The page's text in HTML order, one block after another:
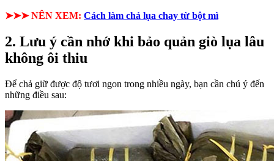
➤➤➤ NÊN XEM: Cách làm chả lụa chay từ bột mì
2. Lưu ý cần nhớ khi bảo quản giò lụa lâu
không ôi thiu
Để chả giữ được độ tươi ngon trong nhiều ngày, bạn cần chú ý đến
những điều sau: